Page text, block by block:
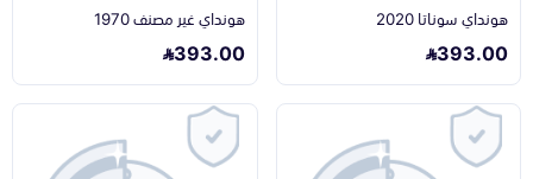
هونداي سوناتا 2020
393.00
هونداي غير مصنف 1970
393.00